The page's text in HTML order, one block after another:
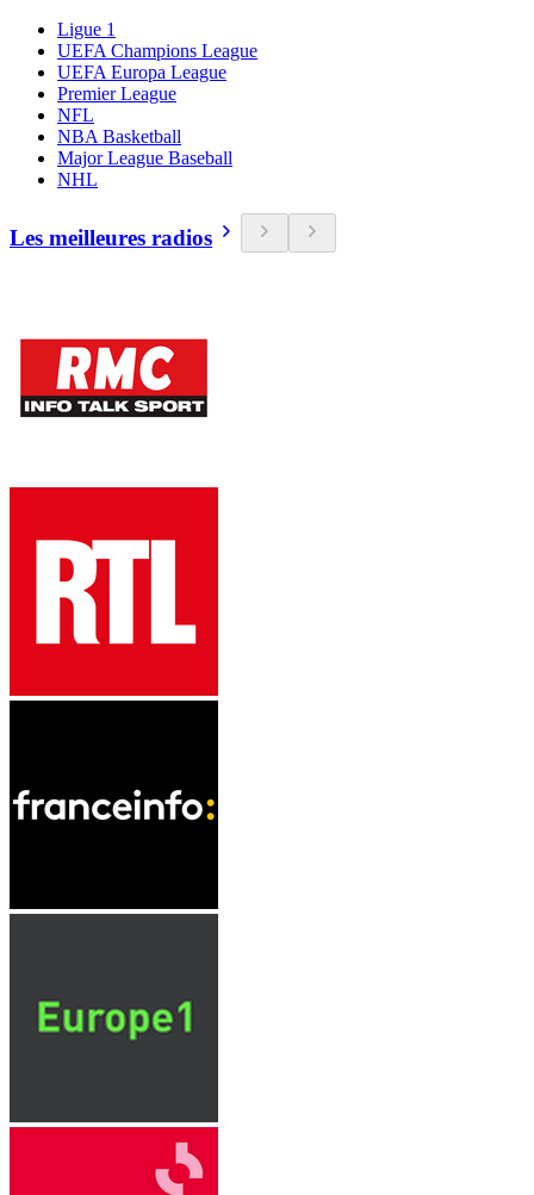
Ligue 1
UEFA Champions League
UEFA Europa League
Premier League
NFL
NBA Basketball
Major League Baseball
NHL
Les meilleures radios